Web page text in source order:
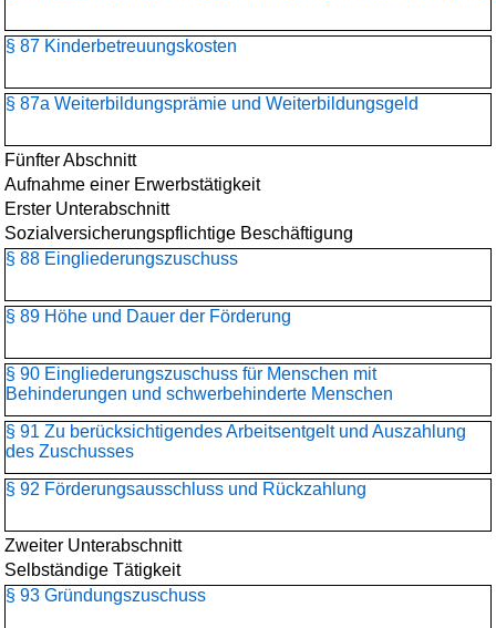
§ 87 Kinderbetreuungskosten
§ 87a Weiterbildungsprämie und Weiterbildungsgeld
Fünfter Abschnitt
Aufnahme einer Erwerbstätigkeit
Erster Unterabschnitt
Sozialversicherungspflichtige Beschäftigung
§ 88 Eingliederungszuschuss
§ 89 Höhe und Dauer der Förderung
§ 90 Eingliederungszuschuss für Menschen mit
Behinderungen und schwerbehinderte Menschen
§ 91 Zu berücksichtigendes Arbeitsentgelt und Auszahlung
des Zuschusses
§ 92 Förderungsausschluss und Rückzahlung
Zweiter Unterabschnitt
Selbständige Tätigkeit
§ 93 Gründungszuschuss